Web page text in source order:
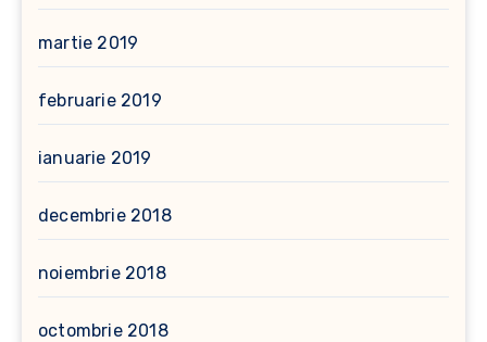
martie 2019
februarie 2019
ianuarie 2019
decembrie 2018
noiembrie 2018
octombrie 2018